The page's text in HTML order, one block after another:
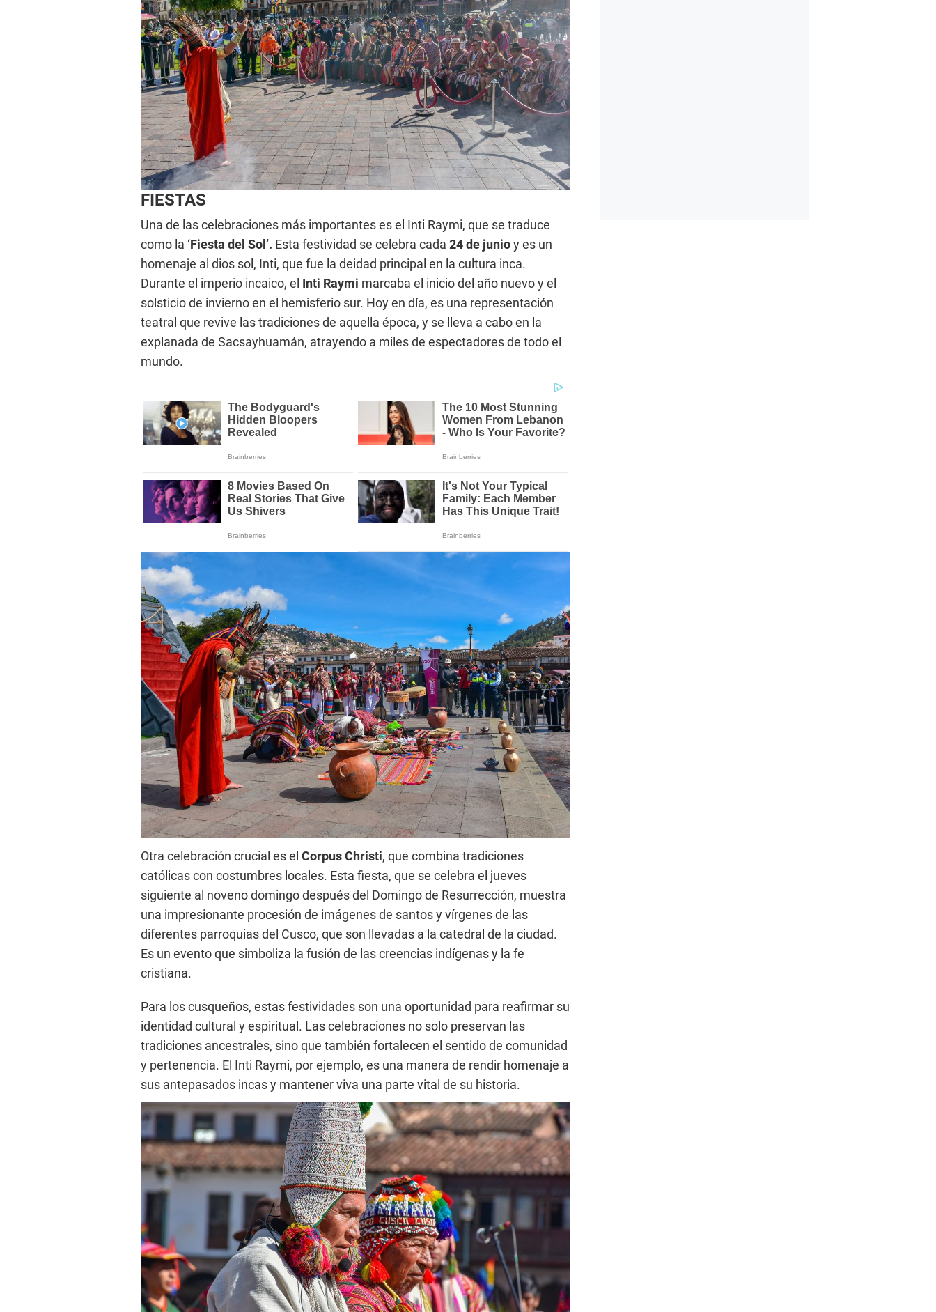
FIESTAS
Una de las celebraciones más importantes es el Inti Raymi, que se traduce
como la ‘Fiesta del Sol’. Esta festividad se celebra cada 24 de junioy es un
homenaje al dios sol, Inti, que fue la deidad principal en la cultura inca.
Durante el imperio incaico, el Inti Raymi marcaba el inicio del año nuevo y el
solsticio de invierno en el hemisferio sur. Hoy en día, es una representación
teatral que revive las tradiciones de aquella época, y se lleva a cabo en la
explanada de Sacsayhuamán, atrayendo a miles de espectadores de todo el
mundo.
Otra celebración crucial es el Corpus Christi, que combina tradiciones
católicas con costumbres locales. Esta fiesta, que se celebra el jueves
siguiente al noveno domingo después del Domingo de Resurrección, muestra
una impresionante procesión de imágenes de santos y vírgenes de las
diferentes parroquias del Cusco, que son llevadas a la catedral de la ciudad.
Es un evento que simboliza la fusión de las creencias indígenas y la fe
cristiana.
Para los cusqueños, estas festividades son una oportunidad para reafirmar su
identidad cultural y espiritual. Las celebraciones no solo preservan las
tradiciones ancestrales, sino que también fortalecen el sentido de comunidad
y pertenencia. El Inti Raymi, por ejemplo, es una manera de rendir homenaje a
sus antepasados incas y mantener viva una parte vital de su historia.